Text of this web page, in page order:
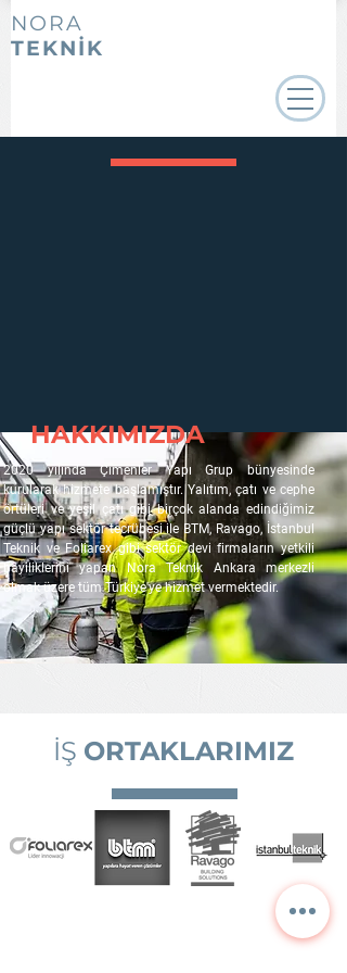
NORA
TEKNİK
HAKKIMIZDA
2020 yılında Çimenler Yapı Grup bünyesinde
kurularak hizmete başlamıştır. Yalıtım, çatı ve cephe
örtüleri ve yeşil çatı gibi birçok alanda edindiğimiz
güçlü yapı sektör tecrübesi ile BTM, Ravago, İstanbul
Teknik ve Foliarex gibi sektör devi firmaların yetkili
bayiliklerini yapan Nora Teknik Ankara merkezli
olmak üzere tüm Türkiye'ye hizmet vermektedir.
İŞ ORTAKLARIMIZ